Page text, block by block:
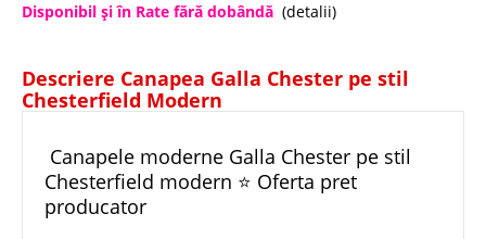
Disponibil şi în Rate fără dobândă (detalii)
Descriere Canapea Galla Chester pe stil
Chesterfield Modern
Canapele moderne Galla Chester pe stil
Chesterfield modern ⭐ Oferta pret
producator